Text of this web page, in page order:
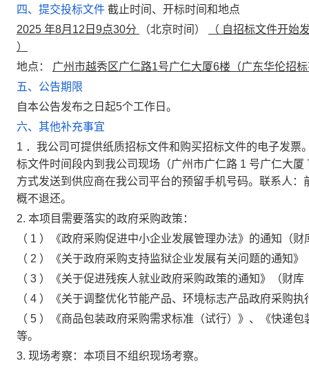
四、提交投标文件 截止时间、开标时间和地点
2025 年8月12日9点30分 （北京时间） （ 自招标文件开始
）
地点： 广州市越秀区广仁路1号广仁大厦6楼（广东华伦招
五、公告期限
自本公告发布之日起5个工作日。
六、其他补充事宜
1 ．我公司可提供纸质招标文件和购买招标文件的电子发
标文件时间段内到我公司现场（广州市广仁路 1 号广仁大厦
方式发送到供应商在我公司平台的预留手机号码。联系人
概不退还。
2. 本项目需要落实的政府采购政策：
（ 1 ）《政府采购促进中小企业发展管理办法》的通知（财
（ 2 ）《关于政府采购支持监狱企业发展有关问题的通知
（ 3 ）《关于促进残疾人就业政府采购政策的通知》（财库
（ 4 ）《关于调整优化节能产品、环境标志产品政府采购
（ 5 ）《商品包装政府采购需求标准（试行）》、《快递
等。
3. 现场考察：本项目不组织现场考察。